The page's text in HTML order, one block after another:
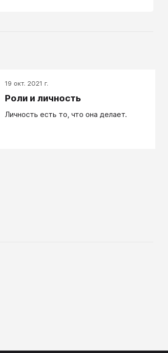
19 окт. 2021 г.
Роли и личность
Личность есть то, что она делает.